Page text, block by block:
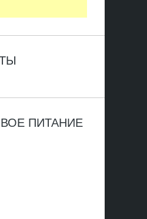
ПИТАНИЕ